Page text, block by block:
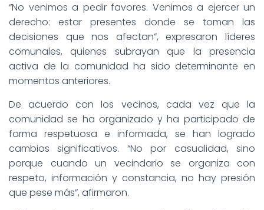
“No venimos a pedir favores. Venimos a ejercer un
derecho: estar presentes donde se toman las
decisiones que nos afectan”, expresaron líderes
comunales, quienes subrayan que la presencia
activa de la comunidad ha sido determinante en
momentos anteriores.
De acuerdo con los vecinos, cada vez que la
comunidad se ha organizado y ha participado de
forma respetuosa e informada, se han logrado
cambios significativos. “No por casualidad, sino
porque cuando un vecindario se organiza con
respeto, información y constancia, no hay presión
que pese más”, afirmaron.